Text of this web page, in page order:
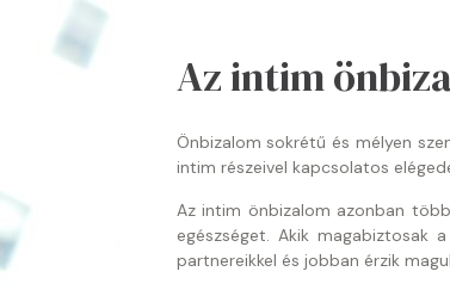
Az intim
Önbizalom sokrétű és mélyen
intim részeivel kapcsolatos
Az intim önbizalom azonban
egészséget. Akik magabiztosak
partnereikkel és jobban érzik